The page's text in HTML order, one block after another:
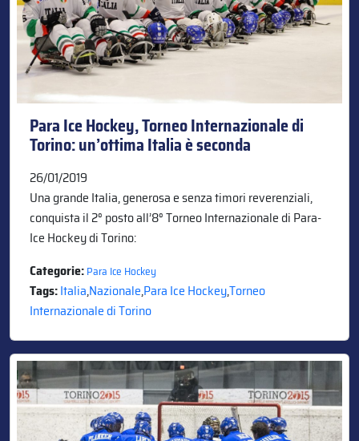
Para Ice Hockey, Torneo Internazionale di
Torino: un’ottima Italia è seconda
26/01/2019
Una grande Italia, generosa e senza timori reverenziali,
conquista il 2° posto all’8° Torneo Internazionale di Para-
Ice Hockey di Torino:
Categorie:Para Ice Hockey
Tags:Italia,Nazionale,Para Ice Hockey,Torneo
Internazionale di Torino